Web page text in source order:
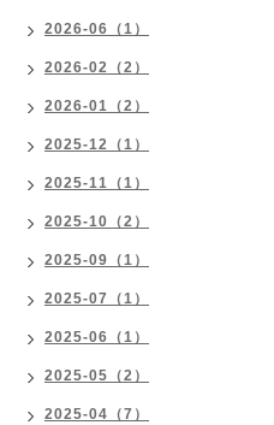
2026-06（1）
2026-02（2）
2026-01（2）
2025-12（1）
2025-11（1）
2025-10（2）
2025-09（1）
2025-07（1）
2025-06（1）
2025-05（2）
2025-04（7）